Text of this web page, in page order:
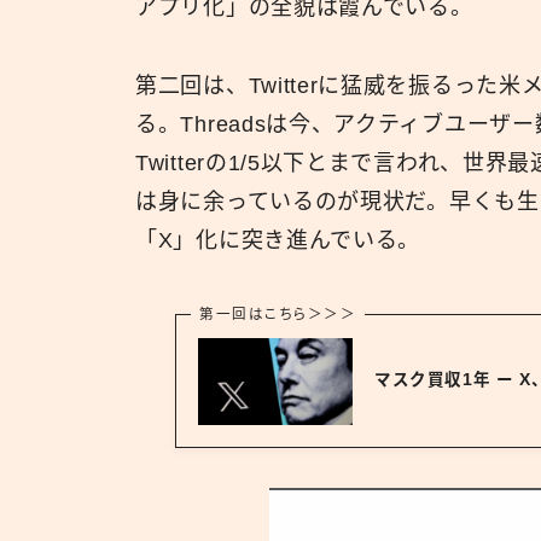
アプリ化」の全貌は霞んでいる。
第二回は、Twitterに猛威を振るった米
る。Threadsは今、アクティブユーザ
Twitterの1/5以下とまで言われ、世界
は身に余っているのが現状だ。早くも
「X」化に突き進んでいる。
第一回はこちら＞＞＞
マスク買収1年 ー X